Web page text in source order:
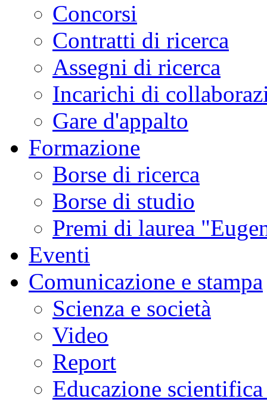
Concorsi
Contratti di ricerca
Assegni di ricerca
Incarichi di
Gare d'appalto
Formazione
Borse di ricerca
Borse di studio
Premi di laurea
Eventi
Comunicazione e stampa
Scienza e società
Video
Report
Educazione